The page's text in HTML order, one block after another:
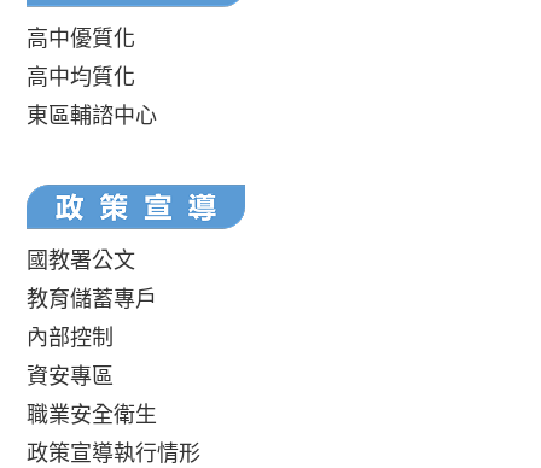
高中優質化
高中均質化
東區輔諮中心
國教署公文
教育儲蓄專戶
內部控制
資安專區
職業安全衛生
政策宣導執行情形